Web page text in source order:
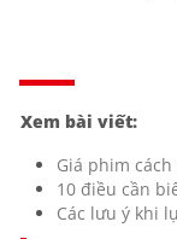
Xem bài viết:
Giá phim
10 điều cần
Các lưu ý khi